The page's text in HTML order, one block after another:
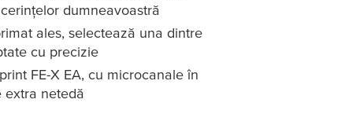
dumneavoastră
ales, selectează una dintre
cu precizie
FE-X EA, cu microcanale în
extra netedă